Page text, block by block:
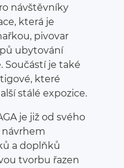
návštěvníky
která je
pivovar
ubytování
Součástí je také
které
stálé expozice.
je již od svého
návrhem
a doplňků
tvorbu řazen